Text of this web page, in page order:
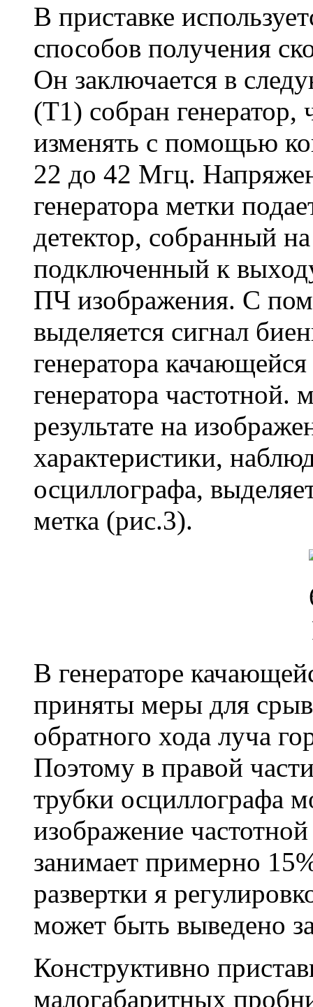
В приставке
способов получения
Он заключается в
(T1) собран генератор,
изменять с помощью
22 до 42 Мгц.
генератора метки
детектор, собранный
подключенный к
ПЧ изображения. С
выделяется сигнал
генератора
генератора частотной.
результате на
характеристики,
осциллографа,
метка (рис.3).
В генераторе
приняты меры для
обратного хода луча
Поэтому в правой
трубки осциллографа
изображение
занимает примерно
развертки я
может быть выведено
Конструктивно
малогабаритных